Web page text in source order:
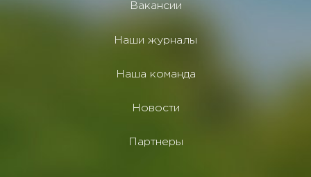
Вакансии
Наши журналы
Наша команда
Новости
Партнеры